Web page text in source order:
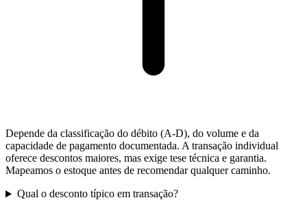
Depende da classificação do débito (A-D), do volume e da
capacidade de pagamento documentada. A transação individual
oferece descontos maiores, mas exige tese técnica e garantia.
Mapeamos o estoque antes de recomendar qualquer caminho.
Qual o desconto típico em transação?